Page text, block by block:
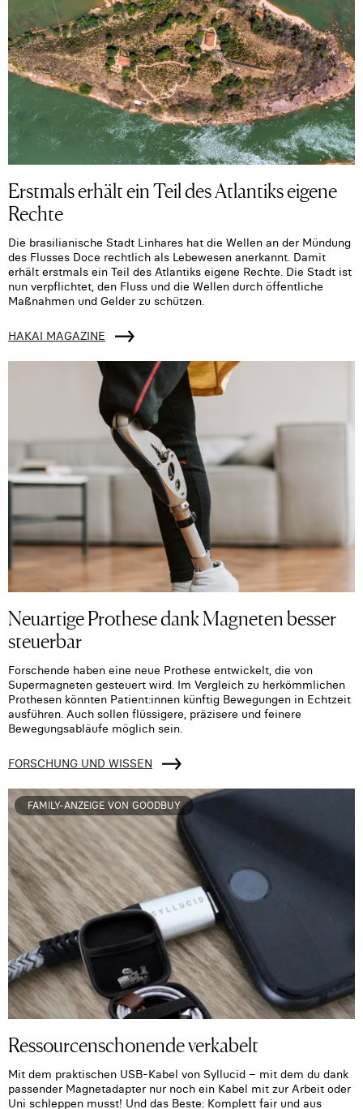
Erstmals erhält ein Teil des Atlantiks eigene
Rechte
Die brasilianische Stadt Linhares hat die Wellen an der Mündung
des Flusses Doce rechtlich als Lebewesen anerkannt. Damit
erhält erstmals ein Teil des Atlantiks eigene Rechte. Die Stadt ist
nun verpflichtet, den Fluss und die Wellen durch öffentliche
Maßnahmen und Gelder zu schützen.
HAKAI MAGAZINE
Neuartige Prothese dank Magneten besser
steuerbar
Forschende haben eine neue Prothese entwickelt, die von
Supermagneten gesteuert wird. Im Vergleich zu herkömmlichen
Prothesen könnten Patient:innen künftig Bewegungen in Echtzeit
ausführen. Auch sollen flüssigere, präzisere und feinere
Bewegungsabläufe möglich sein.
FORSCHUNG UND WISSEN
FAMILY-ANZEIGE VON GOODBUY
Ressourcenschonende verkabelt
Mit dem praktischen USB-Kabel von Syllucid – mit dem du dank
passender Magnetadapter nur noch ein Kabel mit zur Arbeit oder
Uni schleppen musst! Und das Beste: Komplett fair und aus